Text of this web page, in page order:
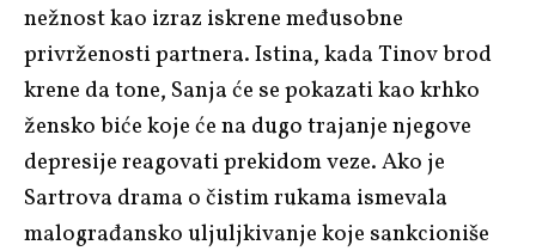
nežnost kao izraz iskrene međusobne
privrženosti partnera. Istina, kada Tinov brod
krene da tone, Sanja će se pokazati kao krhko
žensko biće koje će na dugo trajanje njegove
depresije reagovati prekidom veze. Ako je
Sartrova drama o čistim rukama ismevala
malograđansko uljuljkivanje koje sankcioniše